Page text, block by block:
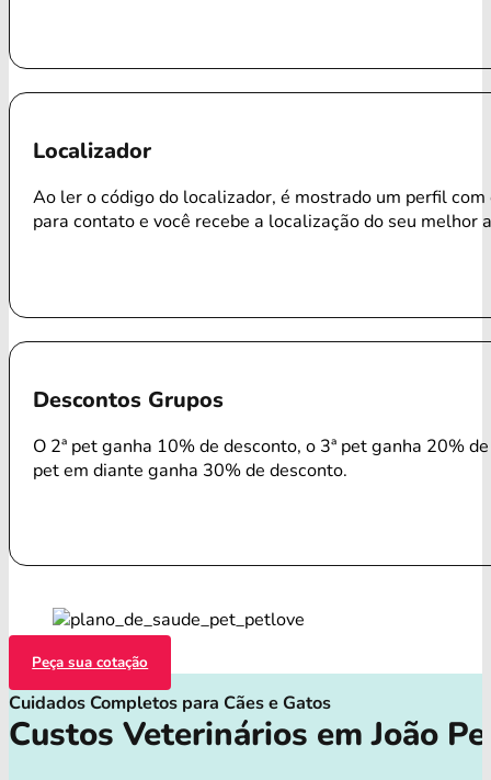
Localizador
Ao ler o código do localizador, é mostrado um perfil com
para contato e você recebe a localização do seu melhor
Descontos Grupos
O 2ª pet ganha 10% de desconto, o 3ª pet ganha 20%
pet em diante ganha 30% de desconto.
Peça sua cotação
Cuidados Completos para Cães e Gatos
Custos Veterinários em João